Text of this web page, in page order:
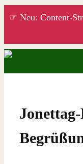
Zum
☞ Neu: Content-